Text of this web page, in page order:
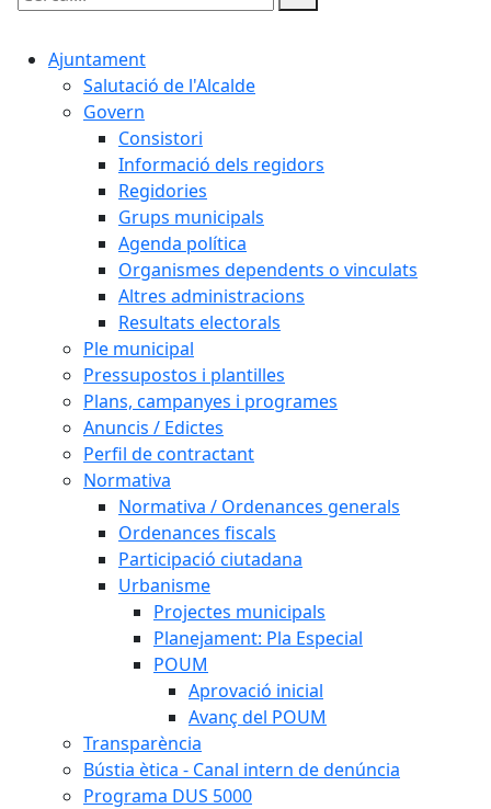
Cercar:
Ajuntament
Salutació de l'Alcalde
Govern
Consistori
Informació dels regidors
Regidories
Grups municipals
Agenda política
Organismes dependents o vinculats
Altres administracions
Resultats electorals
Ple municipal
Pressupostos i plantilles
Plans, campanyes i programes
Anuncis / Edictes
Perfil de contractant
Normativa
Normativa / Ordenances generals
Ordenances fiscals
Participació ciutadana
Urbanisme
Projectes municipals
Planejament: Pla Especial
POUM
Aprovació inicial
Avanç del POUM
Transparència
Bústia ètica - Canal intern de denúncia
Programa DUS 5000